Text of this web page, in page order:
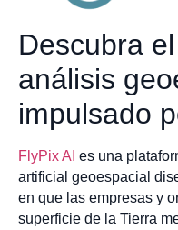
Descubra
análisis
impulsado
FlyPix AI es una
artificial geoespacial
en que las empresas y
superficie de la Tierra